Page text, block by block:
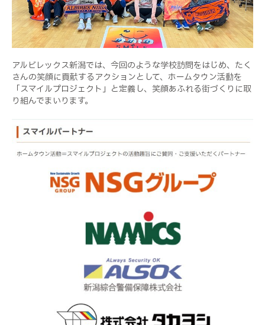
アルビレックス新潟では、今回のような学校訪問をはじめ、たく
さんの笑顔に貢献するアクションとして、ホームタウン活動を
「スマイルプロジェクト」と定義し、笑顔あふれる街づくりに取
り組んでまいります。